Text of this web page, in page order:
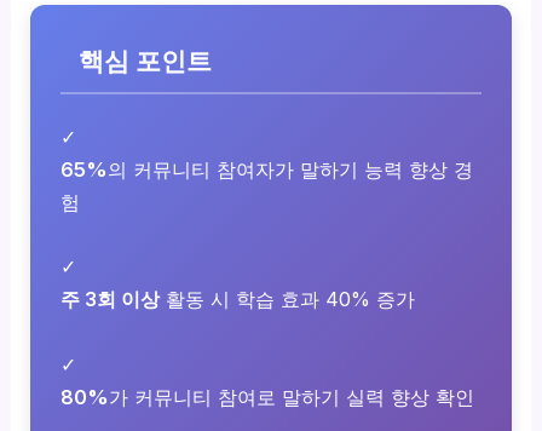
핵심 포인트
✓
65%의 커뮤니티 참여자가 말하기 능력 향상 경
험
✓
주 3회 이상활동 시 학습 효과 40% 증가
✓
80%가 커뮤니티 참여로 말하기 실력 향상 확인